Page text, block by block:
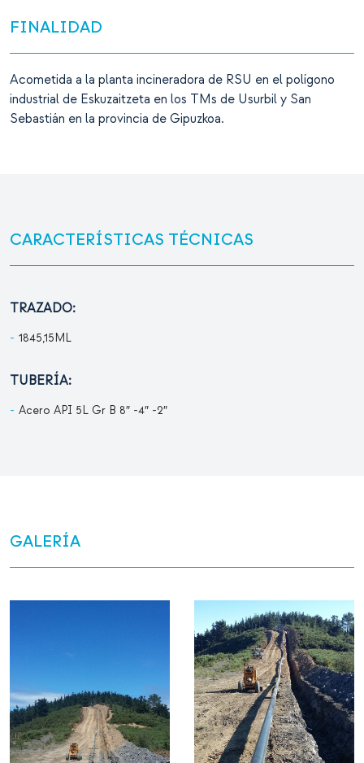
FINALIDAD
Acometida a la planta incineradora de RSU en el polígono
industrial de Eskuzaitzeta en los TMs de Usurbil y San
Sebastián en la provincia de Gipuzkoa.
CARACTERÍSTICAS TÉCNICAS
TRAZADO:
1845,15ML
TUBERÍA:
Acero API 5L Gr B 8″ -4″ -2″
GALERÍA